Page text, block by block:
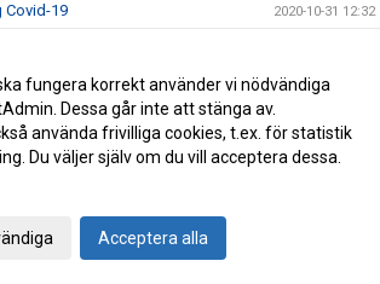
Covid-19 2020-10-31 12:32
2020-10-25 22:09
2020-10-04 13:30
2020-09-27 18:24
27/9
och Nybörjare!
i Katagruppen!
fungera korrekt använder vi nödvändiga
Dessa går inte att stänga av.
använda frivilliga cookies, t.ex. för statistik
Du väljer själv om du vill acceptera dessa.
Acceptera alla